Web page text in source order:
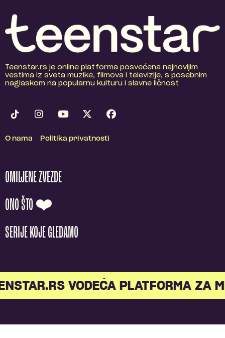
Teenstar.rs je online platforma posvećena najnovijim
vestima iz sveta muzike, filmova i televizije, s posebnim
naglaskom na popularnu kulturu i slavne ličnost
O nama Politika privatnosti
OMILJENE ZVEZDE
ONO ŠTO ❤️
SERIJE KOJE GLEDAMO
VODEĆA PLATFORMA ZA